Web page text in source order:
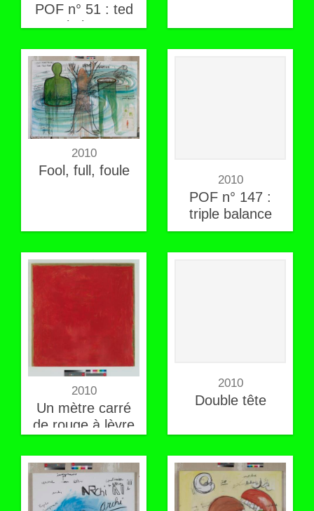
POF n° 51 : ted
hyber
2010
Fool, full, foule
2010
POF n° 147 :
triple balance
2010
Un mètre carré
de rouge à lèvre
2010
Double tête